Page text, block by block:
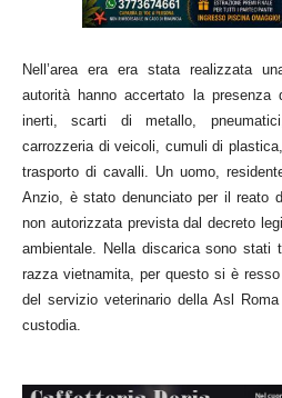
Nell’area era era stata realizzata
autorità hanno accertato la
inerti, scarti di metallo,
carrozzeria di veicoli, cumuli di
trasporto di cavalli. Un uomo,
Anzio, è stato denunciato per il reato
non autorizzata prevista dal decreto
ambientale. Nella discarica sono stati
razza vietnamita, per questo si è
del servizio veterinario della Asl
custodia.